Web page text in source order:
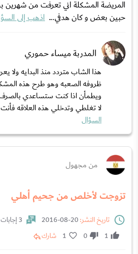
حبين بعض و كان هدفي... اذهب إلى
المدربة ميساء حموري
هذا الشاب متردد منذ البدايه ولا
ظروفه الصعبه وهو طرح هذه
ويطمأن اذا كنت ستساعدي
لا تغلطي وتدخلي هذه العلاقه
السؤال
من مجهول
تزوجت لأخلص من جحيم أهلي
تاريخ النشر:
3 إجابات
1
0
1 شارك